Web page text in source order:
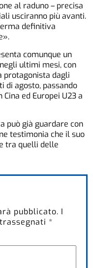
al raduno – precisa
usciranno più avanti.
definitiva
comunque un
ultimi mesi, con
protagonista dagli
di agosto, passando
ed Europei U23 a
può già guardare con
testimonia che il suo
tra quelli delle
pubblicato. I
*